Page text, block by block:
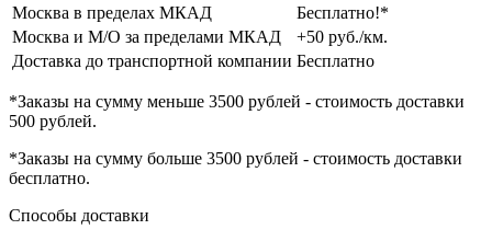
Москва в пределах МКАД
Бесплатно!*
Москва и М/О за пределами МКАД
+50 руб./км.
Доставка до транспортной компании Бесплатно
*Заказы на сумму меньше 3500 рублей - стоимость доставки
500 рублей.
*Заказы на сумму больше 3500 рублей - стоимость доставки
бесплатно.
Способы доставки